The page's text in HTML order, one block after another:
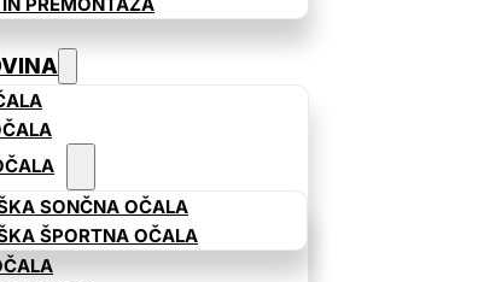
PREMONTAŽA
SONČNA OČALA
ŠPORTNA OČALA